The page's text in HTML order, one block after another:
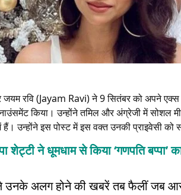
जयम रवि (Jayam Ravi) ने 9 सितंबर को अपने
किया। उन्होंने तमिल और अंग्रेजी में सोशल
उन्होंने इस पोस्ट में इस वक्त उनकी प्राइवेसी को
शेट्टी ने धूमधाम से किया ‘गणपति बप्पा’
उनके अलग होने की खबरें तब फैलीं जब